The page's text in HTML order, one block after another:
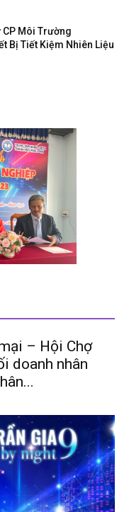
CP Môi Trường
Bị Tiết Kiệm Nhiên Liệu
– Hội Chợ
doanh nhân